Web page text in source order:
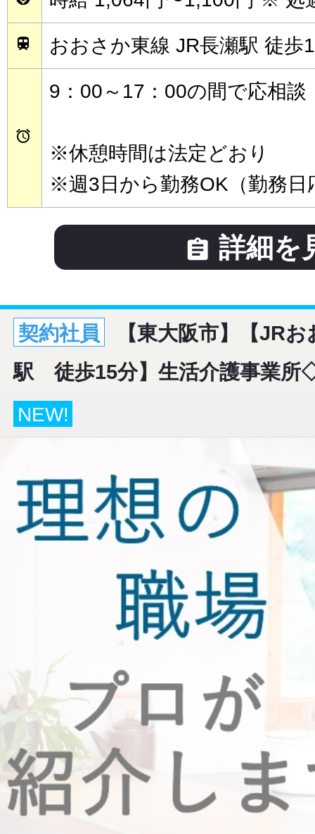
 おおさか東線 JR長瀬駅 徒歩

9：00～17：00の間で応相談
※休憩時間は法定どおり
※週3日から勤務OK（勤務日
 詳細を
契約社員
【東大阪市】【JR
駅 徒歩15分】生活介護事業所
NEW!